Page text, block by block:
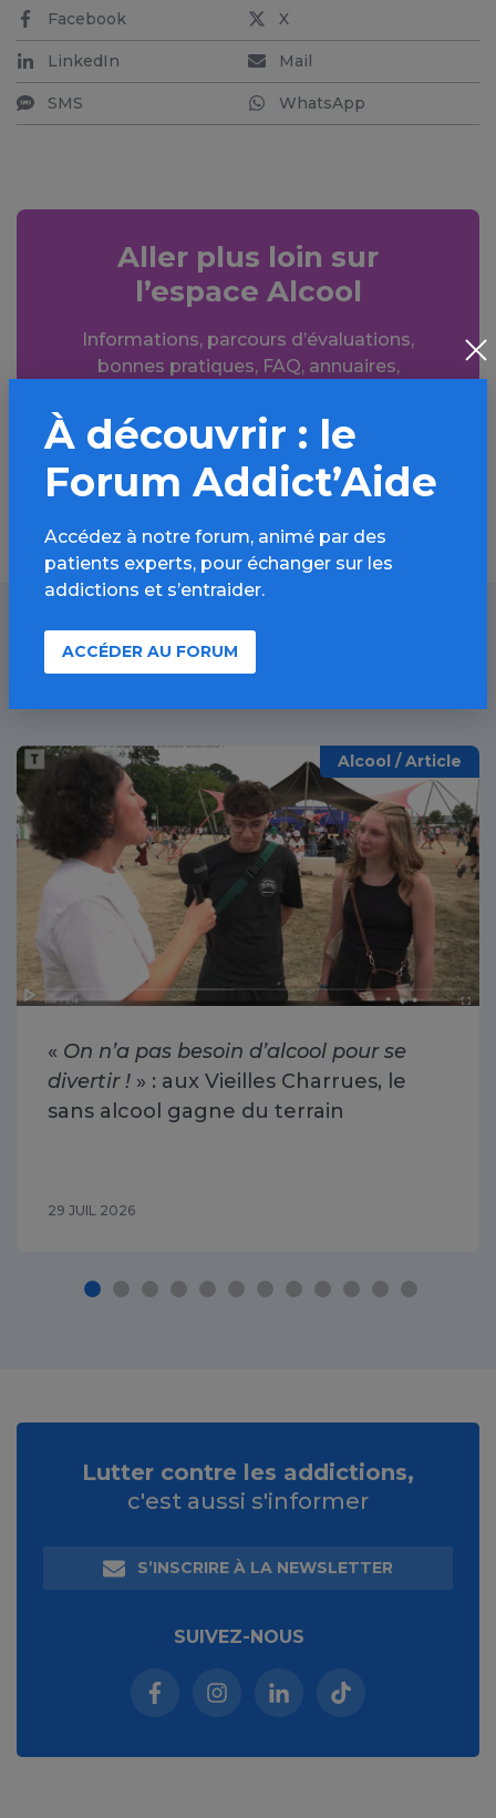
Facebook X
LinkedIn Mail
SMS WhatsApp
Aller plus loin sur
l’espace Alcool
Informations, parcours d’évaluations,
bonnes pratiques, FAQ, annuaires,
Découvrir
À lire aussi
Alcool / Article
« On n’a pas besoin d’alcool pour se
divertir ! » : aux Vieilles Charrues, le
sans alcool gagne du terrain
29 JUIL 2026
À découvrir : le
Forum Addict’Aide
Accédez à notre forum, animé par des
patients experts, pour échanger sur les
addictions et s’entraider.
ACCÉDER AU FORUM
Lutter contre les addictions,
c'est aussi s'informer
S’INSCRIRE À LA NEWSLETTER
SUIVEZ-NOUS
Facebook (nouvelle fenêtre)
Instagram (nouvelle fenêtre)
Linkedin (nouvelle
Tiktok (nouvelle